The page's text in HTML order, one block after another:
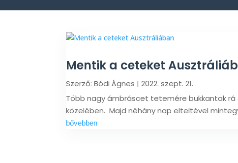
Mentik a ceteket
Szerző:Bódi Ágnes |2022. szept. 21.
Több nagy ámbráscet tetemére bukkantak
közelében. Majd néhány nap elteltével
bővebben